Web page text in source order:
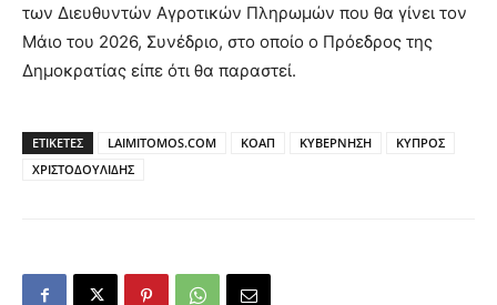
των Διευθυντών Αγροτικών Πληρωμών που θα γίνει τον
Μάιο του 2026, Συνέδριο, στο οποίο ο Πρόεδρος της
Δημοκρατίας είπε ότι θα παραστεί.
ΕΤΙΚΕΤΕΣ LAIMITOMOS.COM ΚΟΑΠ ΚΥΒΕΡΝΗΣΗ
ΚΥΠΡΟΣ
ΧΡΙΣΤΟΔΟΥΛΙΔΗΣ